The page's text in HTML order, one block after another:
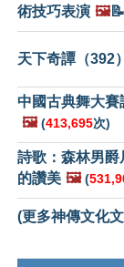
術技巧表演 🖼️📝
天下奇譚（392
中國古典舞大
🖼️ (413,695次)
詩歌：森林男
的讚美 🖼️ (
(更多神傳文化